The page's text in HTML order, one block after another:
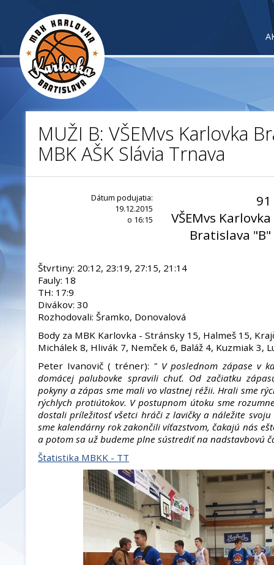
MUŽI B: VŠEMvs Karlovka
MBK AŠK Slávia Trnava
Dátum podujatia:
19.12.2015
o 16:15
91
VŠEMvs Karlovka
Bratislava "B"
Štvrtiny: 20:12, 23:19, 27:15, 21:14
Fauly: 18
TH: 17:9
Divákov: 30
Rozhodovali: Šramko, Donovalová
Body za MBK Karlovka - Stránsky 15, Halmeš 15,
Michálek 8, Hlivák 7, Nemček 6, Baláž 4, Kuzmiak 3,
Peter Ivanovič ( tréner): " V poslednom zápase v
domácej palubovke spravili chuť. Od začiatku
pokyny a zápas sme mali vo vlastnej réžii. Hrali sme
rýchlych protiútokov. V postupnom útoku sme
dostali príležitosť všetci hráči z lavičky a náležite
sme kalendárny rok zakončili víťazstvom, čakajú nás
a potom sa už budeme plne sústrediť na nadstavbovú
Štatistika MBKK - TT